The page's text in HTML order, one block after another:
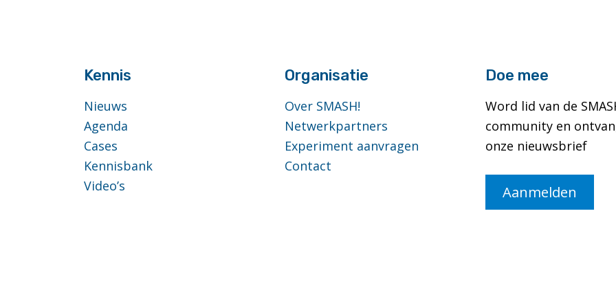
Kennis
Nieuws
Agenda
Cases
Kennisbank
Video’s
Organisatie
Over SMASH!
Netwerkpartners
Experiment aanvragen
Contact
Doe mee
Word lid van de
community en
onze nieuwsbrief
Aanmelden